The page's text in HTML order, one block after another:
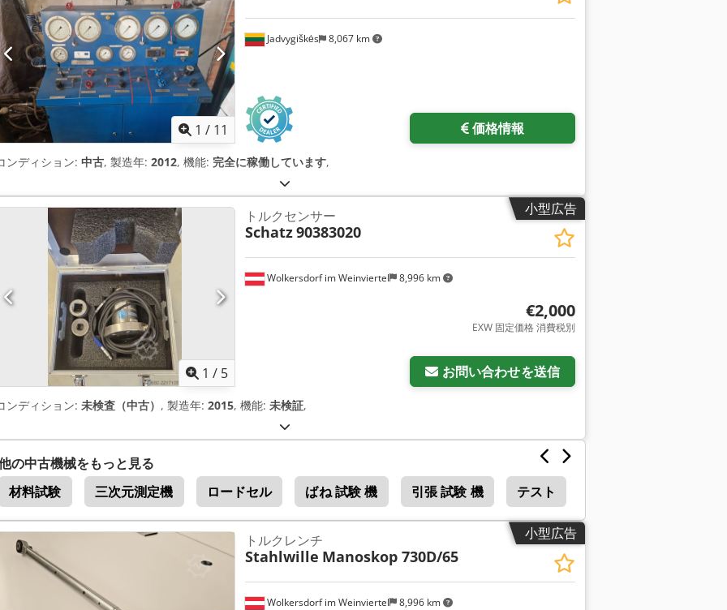
1 / 11
Jadvygiškės 8,067 km
価格情報
ンディション: 中古, 製造年: 2012, 機能: 完全に稼働しています,
小型広告
1 / 5
Wolkersdorf im Weinviertel 8,996 km
トルクセンサー
Schatz90383020
€2,000
EXW 固定価格 消費税別
お問い合わせを送信
ンディション: 未検査（中古） , 製造年: 2015, 機能: 未検証,
の中古機械をもっと見る
材料試験
三次元測定機 ロードセル ばね 試験 機 引張 試験 機 テスト
小型広告
Wolkersdorf im Weinviertel 8,996 km
トルクレンチ
Stahlwille Manoskop 730D/65